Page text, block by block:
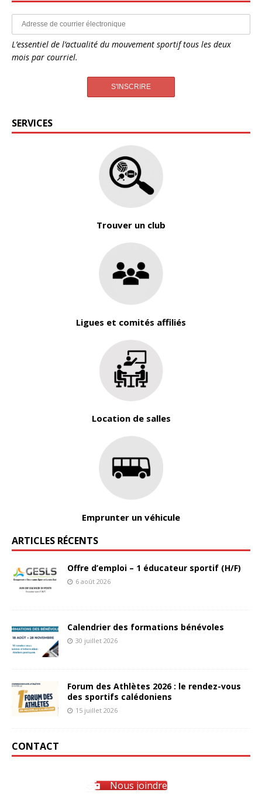
L’essentiel de l’actualité du mouvement sportif tous les deux
mois par courriel.
SERVICES
Trouver un club
Ligues et comités affiliés
Location de salles
Emprunter un véhicule
ARTICLES RÉCENTS
Offre d’emploi – 1 éducateur sportif (H/F)
6 août 2026
Calendrier des formations bénévoles
30 juillet 2026
Forum des Athlètes 2026 : le rendez-vous
des sportifs calédoniens
15 juillet 2026
CONTACT
Nous joindre